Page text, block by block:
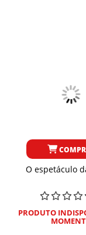
O espetáculo
PRODUTO